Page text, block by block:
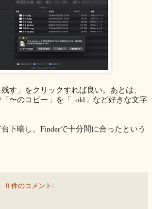
す」をクリックすれば良い。あとは、
〜のコピー」を「_old」など好きな文字
下暗し。Finderで十分間に合ったという
0 件のコメント: